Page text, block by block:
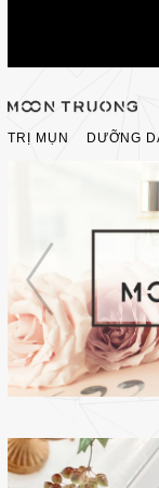
TRỊ MỤN DƯỠNG